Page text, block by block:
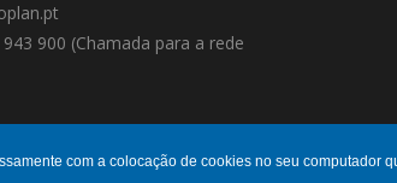
com a colocação de cookies no seu computador
900 (Chamada para a rede